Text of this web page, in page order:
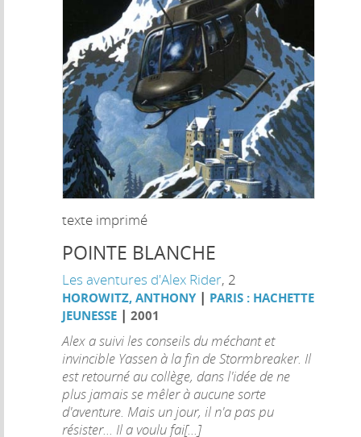
texte imprimé
POINTE BLANCHE
Les aventures d'Alex Rider, 2
HOROWITZ, ANTHONY | PARIS : HACHETTE
JEUNESSE |2001
Alex a suivi les conseils du méchant et
invincible Yassen à la fin de Stormbreaker. Il
est retourné au collège, dans l'idée de ne
plus jamais se mêler à aucune sorte
d'aventure. Mais un jour, il n'a pas pu
résister... Il a voulu fai[...]